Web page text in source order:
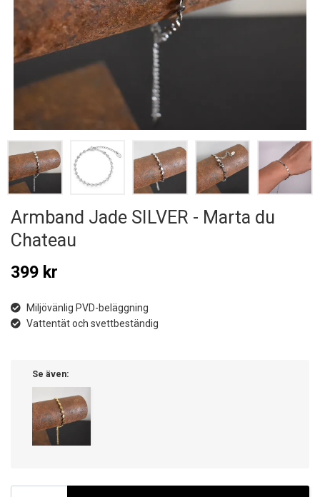
Armband Jade SILVER - Marta du
Chateau
399 kr
Miljövänlig PVD-beläggning
Vattentät och svettbeständig
Se även: